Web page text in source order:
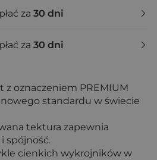
za 30 dni
za 30 dni
z oznaczeniem PREMIUM
standardu w świecie
tektura zapewnia
spójność.
cienkich wykrojników w